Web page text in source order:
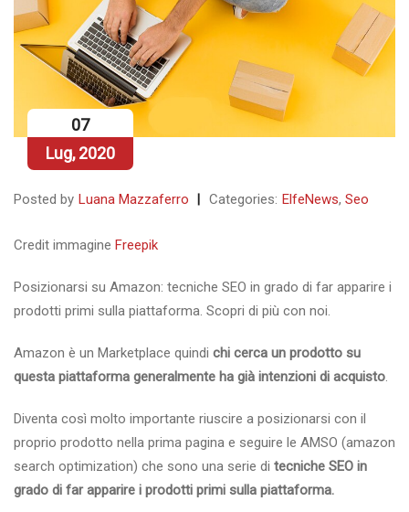
07
Lug, 2020
Posted by Luana Mazzaferro Categories: ElfeNews, Seo
Credit immagine Freepik
Posizionarsi su Amazon: tecniche SEO in grado di far apparire i
prodotti primi sulla piattaforma. Scopri di più con noi.
Amazon è un Marketplace quindi chi cerca un prodotto su
questa piattaforma generalmente ha già intenzioni di acquisto.
Diventa così molto importante riuscire a posizionarsi con il
proprio prodotto nella prima pagina e seguire le AMSO (amazon
search optimization) che sono una serie di tecniche SEO in
grado di far apparire i prodotti primi sulla piattaforma.